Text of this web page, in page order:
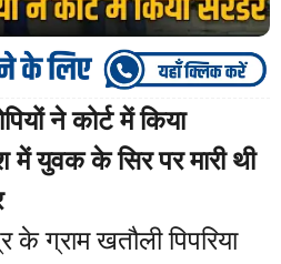
ने कोर्ट में किया
में युवक के सिर पर मारी थी
के ग्राम खतौली पिपरिया